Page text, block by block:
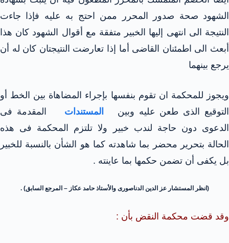
الشهود صحة صدور المحرر ممن احتج به عليه فإذا جاءت
النتيجة الى انتهى إليها الخبير متفقة مع أقوال الشهود كان هذا
أبعث الى اطمئنان القاضى أما إذا تعارضت النتيجتان كان له أن
يرجع بينهما
ويجوز للمحكمة ان تقوم بنفسها بإجراء المضاهاة بين الخط أو
التوقيع الذى طعن عليه وبين
المستندات
المقدمة فى
الدعوى دون حاجة لندب خبير ولا تلتزم المحكمة فى هذه
الحالة بتحرير محضر بما شاهدته كما هو الشأن بالنسبة للخبير
بل يكفى أن تضمن حكمها بما عاينته .
(انظر المستشار عز الدين الدناصورى والأستاذ حامد عكاز – المرجع السابق) .
وقد قضت محكمة النقض بأن :